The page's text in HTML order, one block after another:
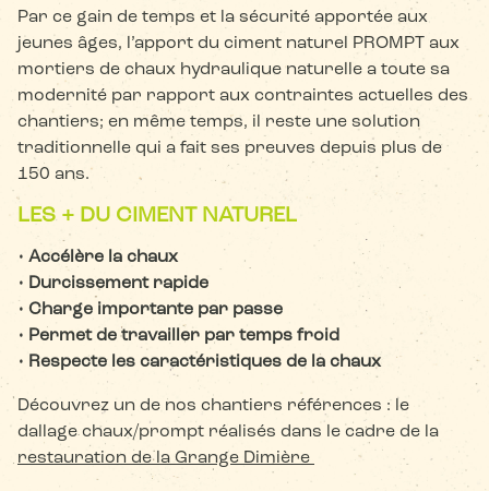
Par ce gain de temps et la sécurité apportée aux
jeunes âges, l’apport du ciment naturel PROMPT aux
mortiers de chaux hydraulique naturelle a toute sa
modernité par rapport aux contraintes actuelles des
chantiers; en même temps, il reste une solution
traditionnelle qui a fait ses preuves depuis plus de
150 ans.
LES + DU CIMENT NATUREL
• Accélère la chaux
• Durcissement rapide
• Charge importante par passe
• Permet de travailler par temps froid
• Respecte les caractéristiques de la chaux
Découvrez un de nos chantiers références : le
dallage chaux/prompt réalisés dans le cadre de la
restauration de la Grange Dimière